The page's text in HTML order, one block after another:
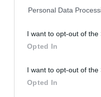
Personal Data
I want to opt-out of
Opted In
I want to opt-out of the
Opted In
Condividi Tweet